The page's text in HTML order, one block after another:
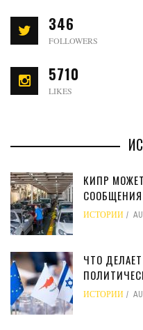
346
FOLLOWERS
5710
LIKES
КИПР
ИСТОРИИ
ЧТО
ИСТОРИИ